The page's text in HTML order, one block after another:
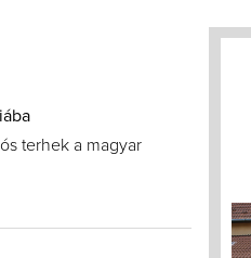
terhek a magyar